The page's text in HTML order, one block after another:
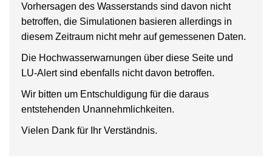
Vorhersagen des Wasserstands sind davon nicht
betroffen, die Simulationen basieren allerdings in
diesem Zeitraum nicht mehr auf gemessenen Daten.
Die Hochwasserwarnungen über diese Seite und
LU-Alert sind ebenfalls nicht davon betroffen.
Wir bitten um Entschuldigung für die daraus
entstehenden Unannehmlichkeiten.
Vielen Dank für Ihr Verständnis.